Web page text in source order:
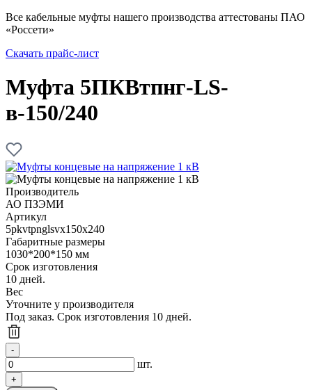
Все кабельные муфты нашего производства аттестованы ПАО
«Россети»
Скачать прайс-лист
Муфта 5ПКВтпнг-LS-
в-150/240
Производитель
АО ПЗЭМИ
Артикул
5pkvtpnglsvx150x240
Габаритные размеры
1030*200*150 мм
Срок изготовления
10 дней.
Вес
Уточните у производителя
Под заказ. Срок изготовления 10 дней.
шт.